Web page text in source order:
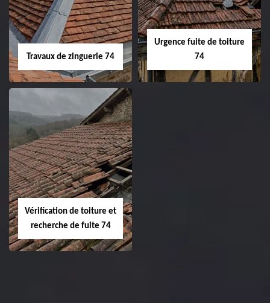
Travaux de zinguerie 74
Urgence fuite de toiture
74
Vérification de toiture et
recherche de fuite 74